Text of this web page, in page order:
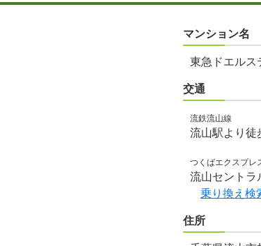
マンション名
東急ドエルス
交通
流鉄流山線
流山駅より徒
つくばエクスプレ
流山セントラ
乗り換え検
住所